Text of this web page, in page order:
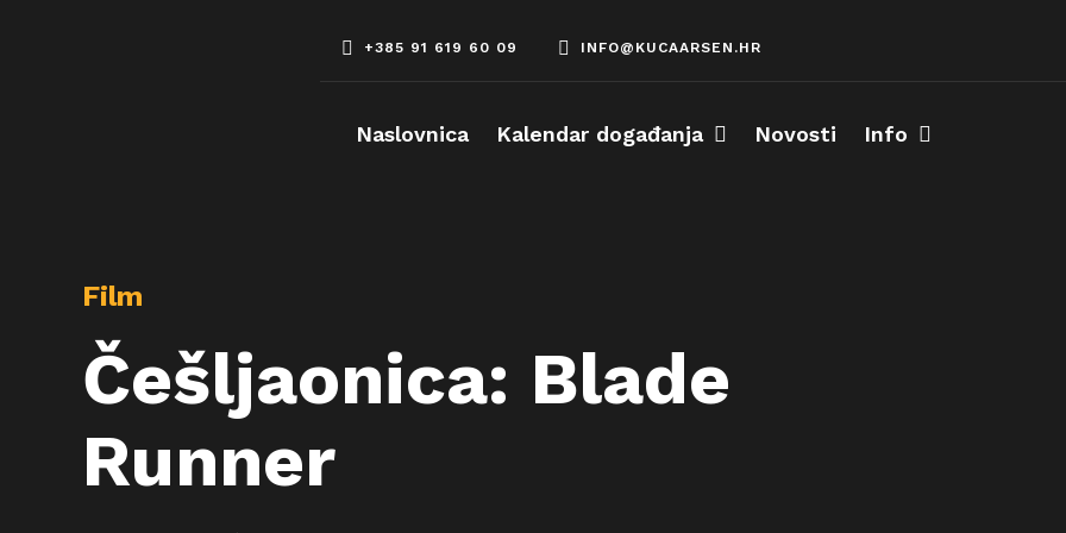
+385 91 619 60 09 INFO@KUCAARSEN.HR
Naslovnica Kalendar događanja Novosti Info
Film
Češljaonica: Blade
Runner